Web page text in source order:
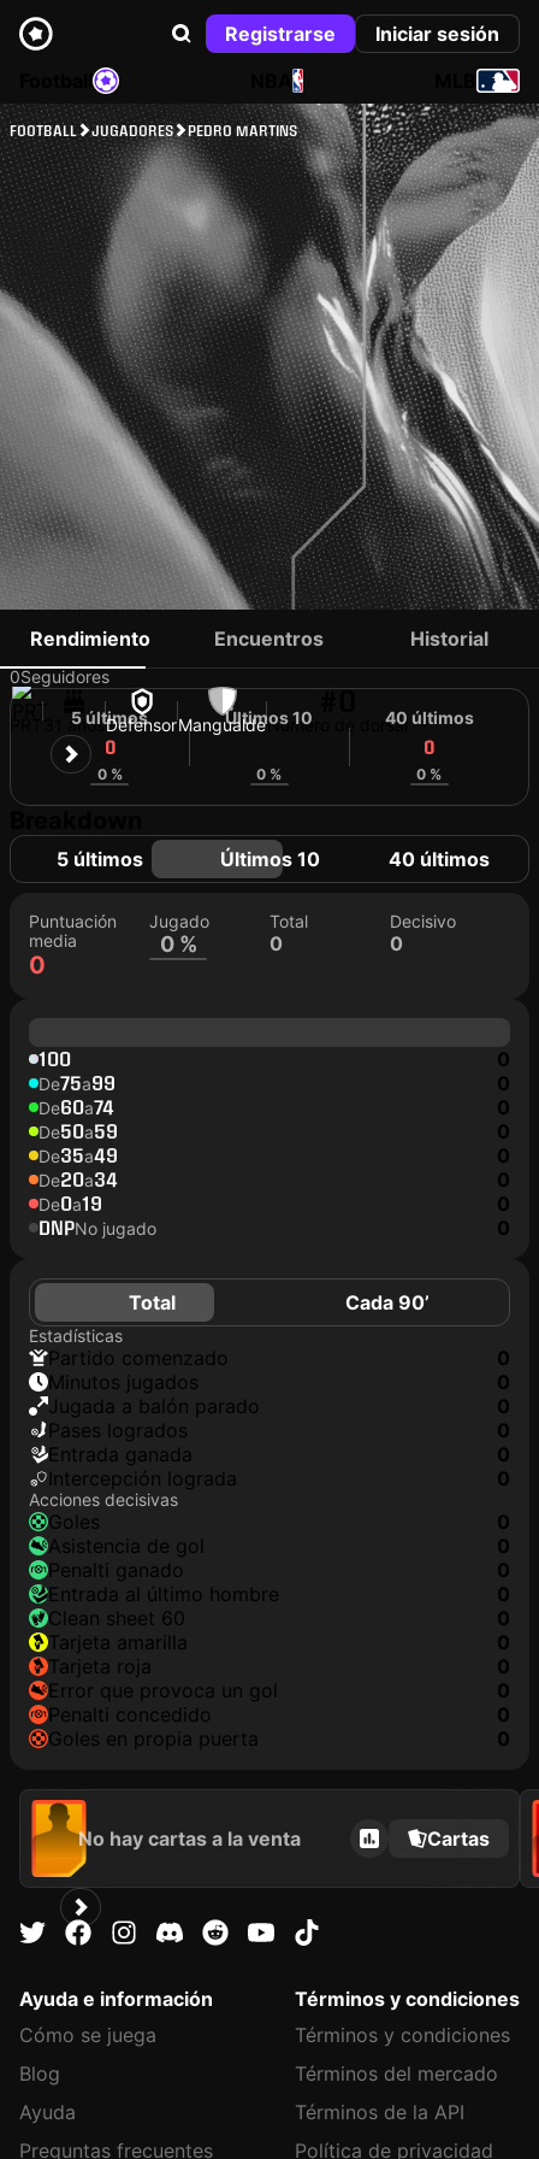
Registrarse
Iniciar sesión
NBA
FOOTBALL JUGADORES PEDRO MARTINS
PEDRO MARTINS
0Seguidores
31 añosDefensorMangualdeNúmero de dorsal
Rendimiento Encuentros Historial
5 últimos
0
0 %
Últimos 10
0 %
40 últimos
0
0 %
5 últimos Últimos 10 40 últimos
Puntuación
media
0
Jugado
0 %
Total
0
Decisivo
0
100 0
De75a99 0
De60a74 0
De50a59 0
De35a49 0
De20a34 0
De0a19 0
DNPNo jugado 0
Total Cada 90’
Estadísticas
partido comenzado
0
minutos jugados
0
jugada a balón parado
0
pases logrados
0
Entrada ganada
0
Intercepción lograda
0
Acciones decisivas
goles
0
asistencia de gol
0
Penalti ganado
0
Entrada al último hombre
0
clean sheet 60
0
tarjeta amarilla
0
tarjeta roja
0
Error que provoca un gol
0
Penalti concedido
0
goles en propia puerta
0
No hay cartas a la venta Cartas
Ayuda e información
Cómo se juega
Blog
Ayuda
Preguntas frecuentes
Términos y condiciones
Términos y condiciones
Términos del mercado
Términos de la API
Política de privacidad